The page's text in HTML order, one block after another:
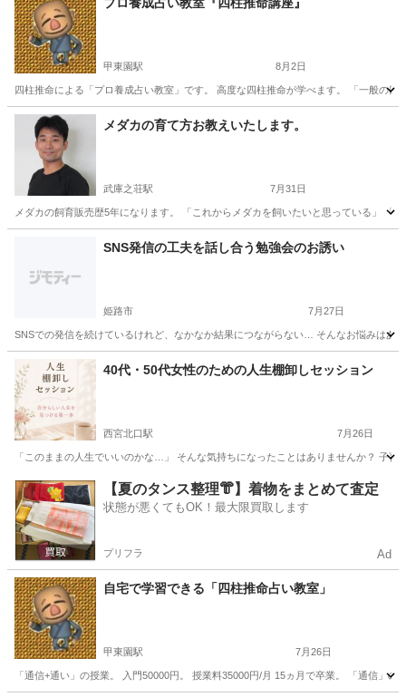
甲東園駅 8月2日
四柱推命による「プロ養成占い教室」です。 高度な四柱推命が学べます。 「一般の
兵庫 西宮市 甲東園駅 その他 四柱推命
メダカの育て方お教えいたします。
武庫之荘駅 7月31日
メダカの飼育販売歴5年になります。 「これからメダカを飼いたいと思っている」
武庫之荘駅 その他 オンライン
SNS発信の工夫を話し合う勉強会のお誘い
姫路市 7月27日
SNSでの発信を続けているけれど、なかなか結果につながらない… そんなお悩みはあ
兵庫 姫路市 その他
40代・50代女性のための人生棚卸しセッション
西宮北口駅 7月26日
「このままの人生でいいのかな…」 そんな気持ちになったことはありませんか？ 子
兵庫 西宮市 西宮北口駅 その他 セッション
【夏のタンス整理👘】着物をまとめて査定
状態が悪くてもOK！最大限買取します
プリフラ Ad
自宅で学習できる「四柱推命占い教室」
甲東園駅 7月26日
「通信+通い」の授業。 入門50000円。 授業料35000円/月 15ヵ月で卒業。 「通信」